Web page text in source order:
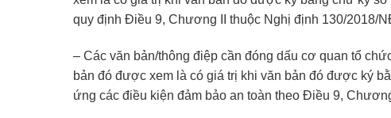
quy định Điều 9, Chương II thuộc Nghị định 130/2018/
– Các văn bản/thông điệp cần đóng dấu cơ quan tổ
bản đó được xem là có giá trị khi văn bản đó được ký
ứng các điều kiện đảm bảo an toàn theo Điều 9,